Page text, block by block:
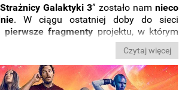
Strażnicy Galaktyki 3” zostało namnieco
. W ciągu ostatniej doby do sieci
pierwsze fragmenty projektu, w którym
spotkania tytułowej drużyny
Czytaj więcej